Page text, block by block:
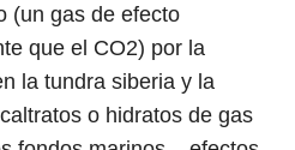
(un gas de efecto
que el CO2) por la
la tundra siberia y la
o hidratos de gas